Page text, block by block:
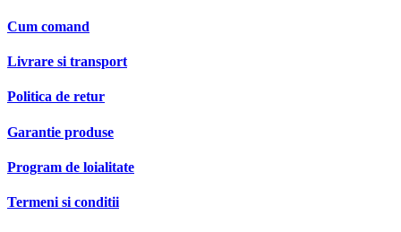
Cum comand
Livrare si transport
Politica de retur
Garantie produse
Program de loialitate
Termeni si conditii